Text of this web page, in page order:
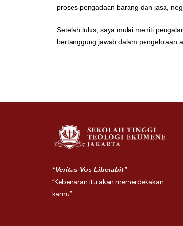
proses pengadaan barang dan jasa,
Setelah lulus, saya mulai meniti
bertanggung jawab dalam pengelolaan
“Veritas Vos Liberabit”
“Kebenaran itu akan memerdekakan
kamu”